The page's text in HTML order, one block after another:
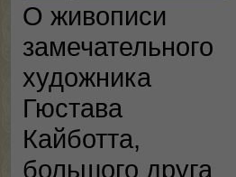
О живописи
замечательного
художника
Гюстава
Кайботта,
большого друга